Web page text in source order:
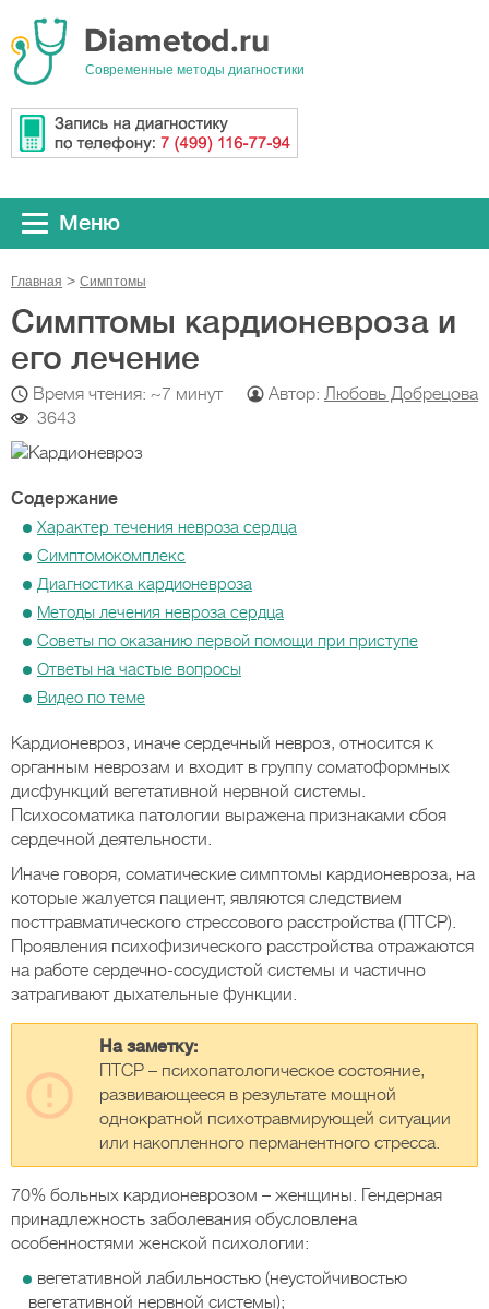
Cовременные методы диагностики
Меню
Главная Симптомы
Симптомы кардионевроза и
его лечение
Время чтения: ~7 минут Автор: Любовь Добрецова
3643
Содержание
Характер течения невроза сердца
Симптомокомплекс
Диагностика кардионевроза
Методы лечения невроза сердца
Советы по оказанию первой помощи при приступе
Ответы на частые вопросы
Видео по теме
Кардионевроз, иначе сердечный невроз, относится к
органным неврозам и входит в группу соматоформных
дисфункций вегетативной нервной системы.
Психосоматика патологии выражена признаками сбоя
сердечной деятельности.
Иначе говоря, соматические симптомы кардионевроза, на
которые жалуется пациент, являются следствием
посттравматического стрессового расстройства (ПТСР).
Проявления психофизического расстройства отражаются
на работе сердечно-сосудистой системы и частично
затрагивают дыхательные функции.
На заметку:
ПТСР – психопатологическое состояние,
развивающееся в результате мощной
однократной психотравмирующей ситуации
или накопленного перманентного стресса.
70% больных кардионеврозом – женщины. Гендерная
принадлежность заболевания обусловлена
особенностями женской психологии:
вегетативной лабильностью (неустойчивостью
вегетативной нервной системы);